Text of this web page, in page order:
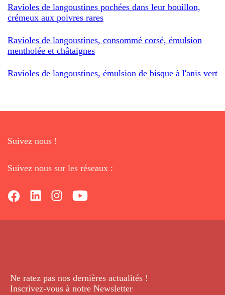
Ravioles de langoustines pochées dans leur bouillon,
crémeux aux poivres rares
Ravioles de langoustines, consommé corsé, émulsion
mentholée et châtaignes
Ravioles de langoustines, émulsion de bisque à l'anis vert
Suivez nous !
Suivez nous sur les réseaux :
Ne ratez pas nos dernières actualités !
Inscrivez-vous à notre Newsletter.